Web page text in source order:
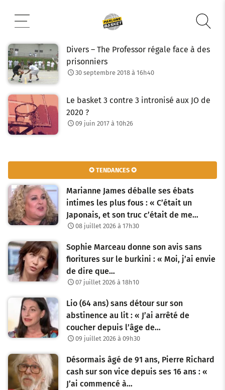
contenu
Divers – The Professor régale face à des
prisonniers
30 septembre 2018 à 16h40
Le basket 3 contre 3 intronisé aux JO de
2020 ?
09 juin 2017 à 10h26
✪ TENDANCES ✪
Marianne James déballe ses ébats
intimes les plus fous : « C’était un
Japonais, et son truc c’était de me…
08 juillet 2026 à 17h30
Sophie Marceau donne son avis sans
fioritures sur le burkini : « Moi, j’ai envie
de dire que…
07 juillet 2026 à 18h10
Lio (64 ans) sans détour sur son
abstinence au lit : « J’ai arrêté de
coucher depuis l’âge de…
09 juillet 2026 à 09h30
Désormais âgé de 91 ans, Pierre Richard
cash sur son vice depuis ses 16 ans : «
J’ai commencé à…